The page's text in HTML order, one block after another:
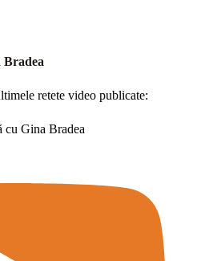
Bradea
retete video publicate:
cu Gina Bradea